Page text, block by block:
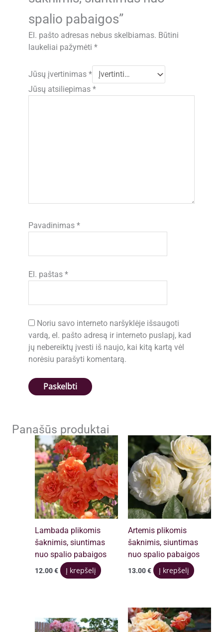
spalio pabaigos”
El. pašto adresas nebus skelbiamas. Būtini
laukeliai pažymėti*
Jūsų įvertinimas*
Jūsų atsiliepimas*
Pavadinimas*
El. paštas*
Noriu savo interneto naršyklėje išsaugoti
vardą, el. pašto adresą ir interneto puslapį, kad
jų nebereiktų įvesti iš naujo, kai kitą kartą vėl
norėsiu parašyti komentarą.
Panašūs produktai
Lambada plikomis
šaknimis, siuntimas
nuo spalio pabaigos
12.00€ Į krepšelį
Artemis plikomis
šaknimis, siuntimas
nuo spalio pabaigos
13.00€ Į krepšelį